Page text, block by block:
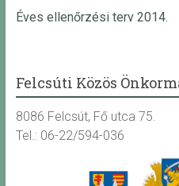
Éves ellenőrzési terv 2014.
Felcsúti Közös
8086 Felcsút, Fő utca 75.
Tel.: 06-22/594-036